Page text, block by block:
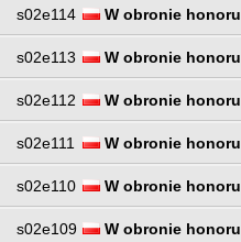
s02e114 W obronie honoru
s02e113 W obronie honoru
s02e112 W obronie honoru
s02e111 W obronie honoru
s02e110 W obronie honoru
s02e109 W obronie honoru